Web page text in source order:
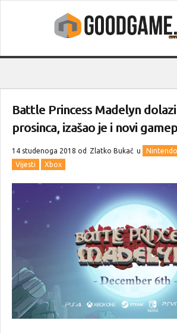
Battle Princess Madelyn
prosinca, izašao je i novi
14 studenoga 2018 od Zlatko Bukač u Nintendo
Vijesti
Xbox